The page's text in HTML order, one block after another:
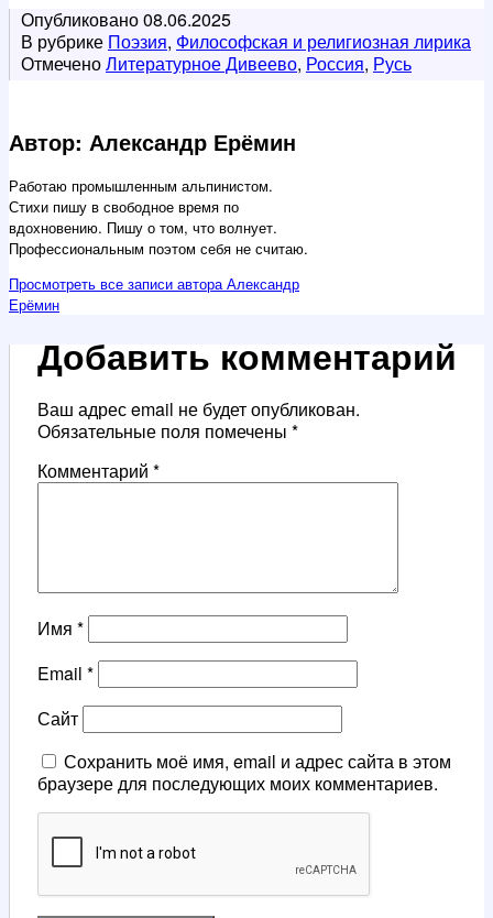
Опубликовано08.06.2025
В рубрике Поэзия, Философская и религиозная лирика
ОтмеченоЛитературное Дивеево, Россия, Русь
Автор: Александр Ерёмин
Работаю промышленным альпинистом.
Стихи пишу в свободное время по
вдохновению. Пишу о том, что волнует.
Профессиональным поэтом себя не считаю.
Просмотреть все записи автора Александр
Ерёмин
Добавить комментарий
Ваш адрес email не будет опубликован.
Обязательные поля помечены *
Комментарий *
Имя *
Email *
Сайт
Сохранить моё имя, email и адрес сайта в этом
браузере для последующих моих комментариев.